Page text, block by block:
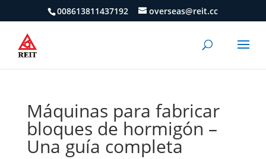
008613811437192 overseas@reit.cc
Máquinas para fabricar
bloques de hormigón –
Una guía completa